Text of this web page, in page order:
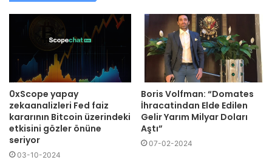
0xScope yapay
zekaanalizleri Fed faiz
kararının Bitcoin üzerindeki
etkisini gözler önüne
seriyor
03-10-2024
Boris Volfman: “Domates
İhracatindan Elde Edilen
Gelir Yarım Milyar Doları
Aştı”
07-02-2024